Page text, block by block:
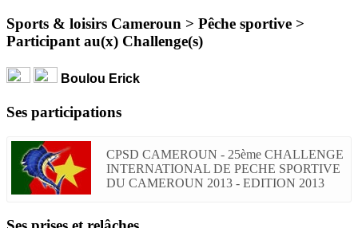
Sports & loisirs Cameroun > Pêche sportive >
Participant au(x) Challenge(s)
Boulou Erick
Ses participations
CPSD CAMEROUN - 25ème CHALLENGE
INTERNATIONAL DE PECHE SPORTIVE
DU CAMEROUN 2013 - EDITION 2013